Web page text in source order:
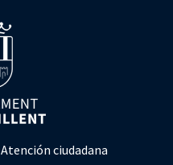
Atención ciudadana